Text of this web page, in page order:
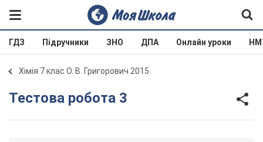
ГДЗ Підручники ЗНО ДПА Онлайн уроки
Хімія 7 клас О. В. Григорович 2015
Тестова робота 3